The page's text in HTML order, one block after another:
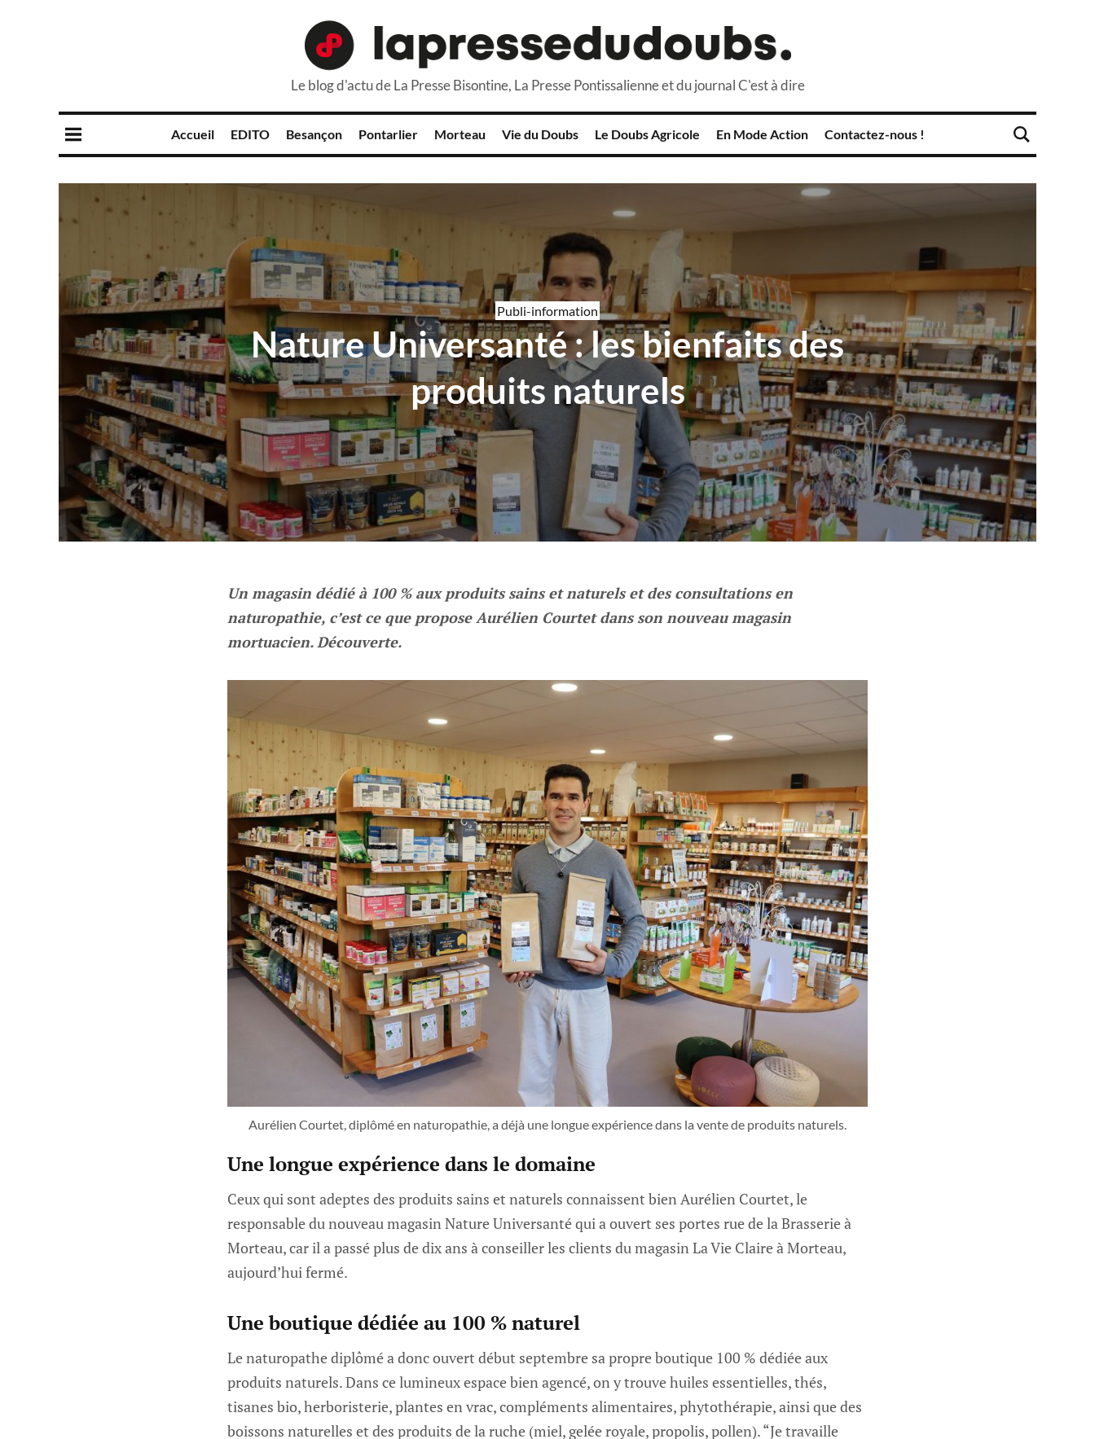
Le blog d'actu de La Presse Bisontine, La Presse Pontissalienne et du journal C'est à dire
Accueil EDITO Besançon Pontarlier Morteau Vie du Doubs Le Doubs Agricole En Mode Action Contactez-nous !
Publi-information
Nature Universanté : les bienfaits des
produits naturels
Un magasin dédié à 100 % aux produits sains et naturels et des consultations en
naturopathie, c’est ce que propose Aurélien Courtet dans son nouveau magasin
mortuacien. Découverte.
Aurélien Courtet, diplômé en naturopathie, a déjà une longue expérience dans la vente de produits naturels.
Une longue expérience dans le domaine
Ceux qui sont adeptes des produits sains et naturels connaissent bien Aurélien Courtet, le
responsable du nouveau magasin Nature Universanté qui a ouvert ses portes rue de la Brasserie à
Morteau, car il a passé plus de dix ans à conseiller les clients du magasin La Vie Claire à Morteau,
aujourd’hui fermé.
Une boutique dédiée au 100 % naturel
Le naturopathe diplômé a donc ouvert début septembre sa propre boutique 100 % dédiée aux
produits naturels. Dans ce lumineux espace bien agencé, on y trouve huiles essentielles, thés,
tisanes bio, herboristerie, plantes en vrac, compléments alimentaires, phytothérapie, ainsi que des
boissons naturelles et des produits de la ruche (miel, gelée royale, propolis, pollen). “Je travaille